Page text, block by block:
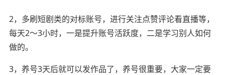
2，多刷短剧类的对标账号，进行关注点赞评论看直播等，
每天2～3小时，一是提升账号活跃度，二是学习别人如何
做的。
3，养号3天后就可以发作品了，养号很重要，大家一定要